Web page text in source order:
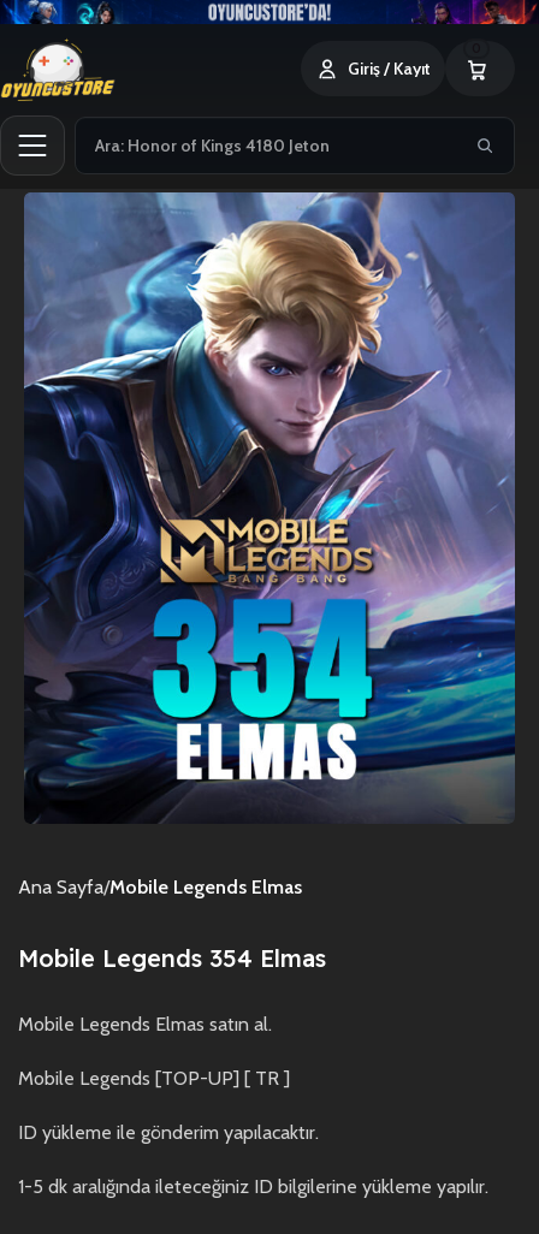
Giriş / Kayıt
Ana Sayfa Mobile Legends Elmas
Mobile Legends 354 Elmas
Mobile Legends Elmas satın al.
Mobile Legends [TOP-UP] [ TR ]
ID yükleme ile gönderim yapılacaktır.
1-5 dk aralığında ileteceğiniz ID bilgilerine yükleme yapılır.